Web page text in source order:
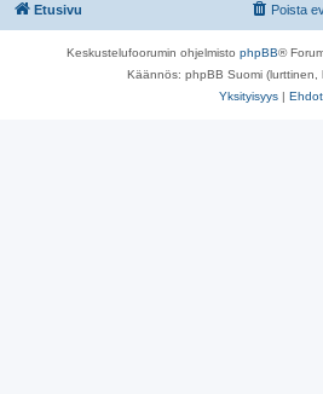
Etusivu Poista
Keskustelufoorumin ohjelmisto phpBB®
Käännös: phpBB Suomi (lurttinen,
Yksityisyys | Ehdot